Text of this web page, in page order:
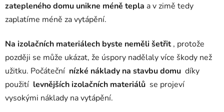
zatepleného domu unikne méně tepla a v zimě tedy
zaplatíme méně za vytápění.
Na izolačních materiálech byste neměli šetřit , protože
později se může ukázat, že úspory nadělaly více škody než
užitku. Počáteční nízké náklady na stavbu domu díky
použití levnějších izolačních materiálů se projeví
vysokými náklady na vytápění.